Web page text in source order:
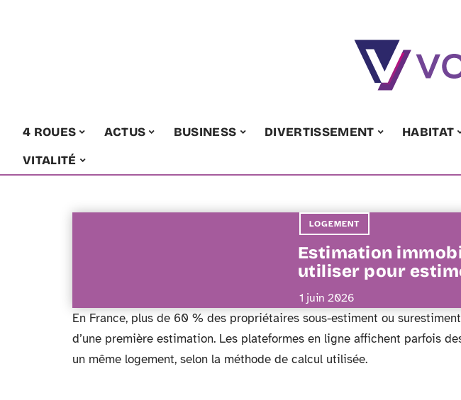
4 ROUES ACTUS BUSINESS DIVERTISSEMENT HABITAT
VITALITÉ
LOGEMENT
Estimation
utiliser pour
1 juin 2026
En France, plus de 60 % des propriétaires sous-estiment ou
d’une première estimation. Les plateformes en ligne affichent parfois
un même logement, selon la méthode de calcul utilisée.